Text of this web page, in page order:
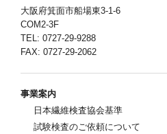
大阪府箕面市船場東3-1-6
COM2-3F
TEL: 0727-29-9288
FAX: 0727-29-2062
事業案内
日本繊維検査協会基準
試験検査のご依頼について